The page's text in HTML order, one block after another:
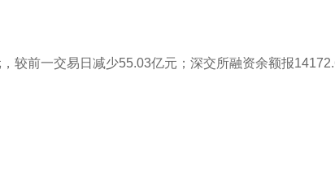
较前一交易日减少55.03亿元；深交所融资余额报